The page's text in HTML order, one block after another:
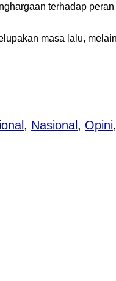
terhadap
masa lalu,
, Nasional, Opini